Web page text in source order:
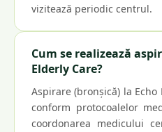
vizitează periodic centrul.
Cum se realizează
Elderly Care?
Aspirare (bronșică) la Echo
conform protocoalelor
coordonarea medicului